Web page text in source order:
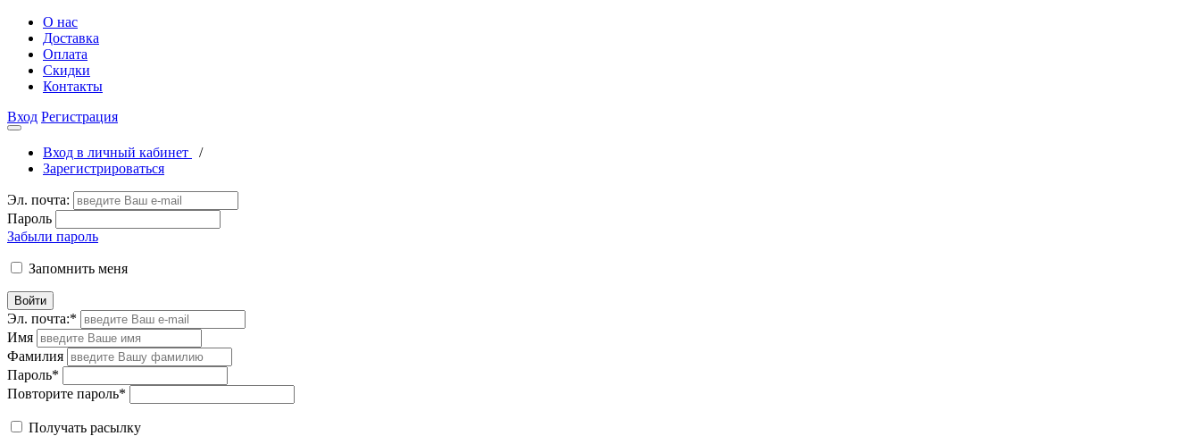
О нас
Доставка
Оплата
Скидки
Контакты
Вход Регистрация
Вход в личный кабинет
/
Зарегистрироваться
Эл. почта:
Пароль
Забыли пароль
Запомнить меня
Войти
Эл. почта:*
Имя
Фамилия
Пароль*
Повторите пароль*
Получать расылку